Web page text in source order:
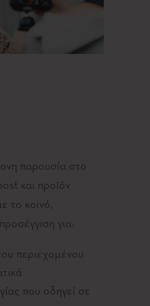
παρουσία στο
και προϊόν
το κοινό,
για:
περιεχομένου
που οδηγεί σε